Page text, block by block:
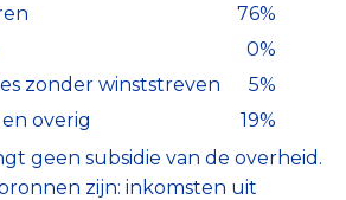
(76%)
zijn als volgt
76%
0%
zonder winststreven
5%
overig
19%
geen subsidie van de overheid.
zijn: inkomsten uit